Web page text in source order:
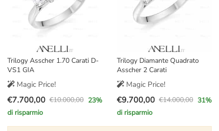
Trilogy Asscher 1.70 Carati D-
VS1 GIA
Magic Price!
€10.000,00
Il
prezzo
€7.700,00
Il
prezzo
23%
di risparmio
Trilogy Diamante Quadrato
Asscher 2 Carati
Magic Price!
€14.000,00
Il
prezzo
€9.700,00
Il
prezzo
31%
di risparmio